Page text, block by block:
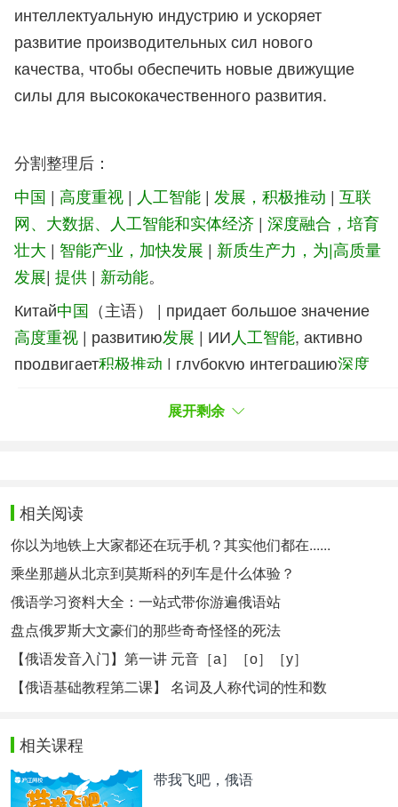
интеллектуальную индустрию и ускоряет
развитие производительных сил нового
качества, чтобы обеспечить новые движущие
силы для высококачественного развития.
分割整理后：
中国 | 高度重视 | 人工智能 | 发展，积极推动 | 互联
网、大数据、人工智能和实体经济 | 深度融合，培育
壮大 | 智能产业，加快发展 | 新质生产力，为|高质量
发展| 提供 | 新动能。
Китай中国 （主语） | придает большое значение
高度重视 | развитию发展 | ИИ人工智能, активно
продвигает积极推动 | глубокую интеграцию深度
реальной экономикой互联网、大数据、人工智能
сил нового качества
обеспечить提供| новые движущие силы新动能
для высококачественного развития高
汉俄对照理清语法结构关系，总结一下词组：
高度重视
积极推动
активно продвигать
展开剩余
相关阅读
你以为地铁上大家都还在玩手机？其实他们都在......
乘坐那趟从北京到莫斯科的列车是什么体验？
俄语学习资料大全：一站式带你游遍俄语站
盘点俄罗斯大文豪们的那些奇奇怪怪的死法
【俄语发音入门】第一讲 元音［а］［о］［у］
【俄语基础教程第二课】 名词及人称代词的性和数
相关课程
带我飞吧，俄语